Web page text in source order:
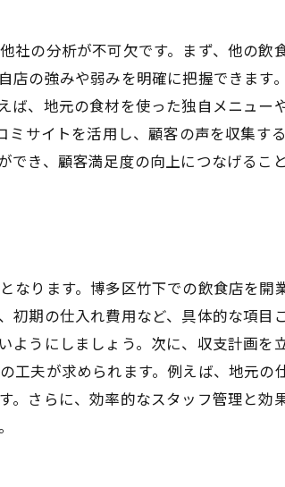
人の顧客に対するおもてなしの心
ーを増やすためのサービス改善
価を上げるための接客術
対応と顧客満足度向上の方法
やプロモーションの活用
向を把握するための調査方法
を通じた戦略立案
査データの活用法とインサイト
ターゲットにしたプロモーション戦略
市場調査の必要性と実施方法
社の分析が不可欠です。まず、他の
店の強みや弱みを明確に把握できま
ば、地元の食材を使った独自メニュ
ミサイトを活用し、顧客の声を収集す
でき、顧客満足度の向上につなげる
なります。博多区竹下での飲食店を
初期の仕入れ費用など、具体的な項
ようにしましょう。次に、収支計画
工夫が求められます。例えば、地元
。さらに、効率的なスタッフ管理と